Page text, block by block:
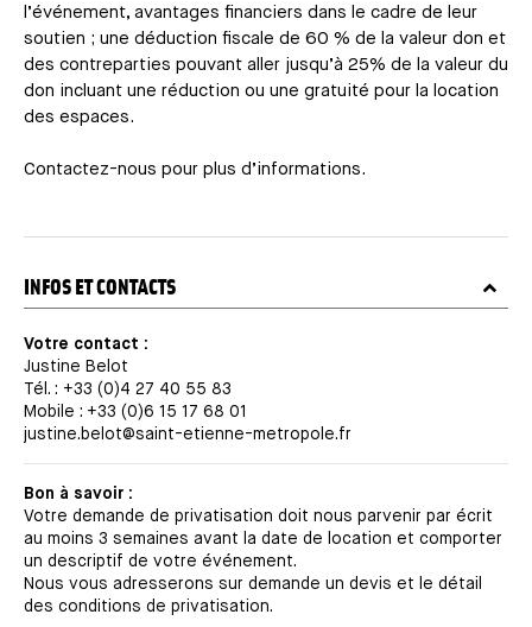
l’événement, avantages financiers dans le cadre de leur
soutien ; une déduction fiscale de 60 % de la valeur don et
des contreparties pouvant aller jusqu’à 25% de la valeur du
don incluant une réduction ou une gratuité pour la location
des espaces.
Contactez-nous pour plus d’informations.
TITRE
INFOS ET CONTACTS
Votre contact :
Justine Belot
Tél. : +33 (0)4 27 40 55 83
Mobile : +33 (0)6 15 17 68 01
justine.belot@saint-etienne-metropole.fr
Bon à savoir :
Votre demande de privatisation doit nous parvenir par écrit
au moins 3 semaines avant la date de location et comporter
un descriptif de votre événement.
Nous vous adresserons sur demande un devis et le détail
des conditions de privatisation.